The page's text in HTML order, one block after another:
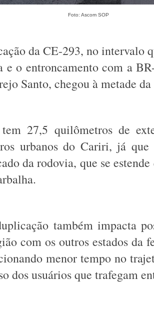
Foto: Ascom SOP
da CE-293, no intervalo
e o entroncamento com a
Santo, chegou à metade da
27,5 quilômetros de
urbanos do Cariri, já
da rodovia, que se
também impacta
com os outros estados da
menor tempo no
dos usuários que trafegam